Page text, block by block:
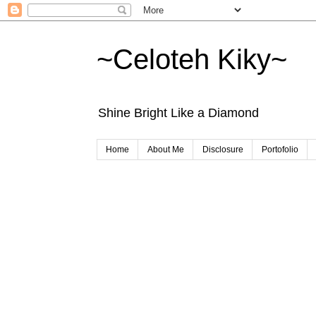
~Celoteh Kiky~
Shine Bright Like a Diamond
Home About Me Disclosure Portofolio